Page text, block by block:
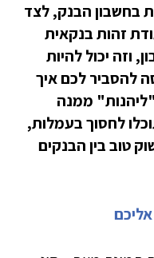
בחשבון הבנק, לצד
זהות בנקאית
וזה יכול להיות
להסביר לכם איך
ממנה
לחסוך בעמלות,
טוב בין הבנקים